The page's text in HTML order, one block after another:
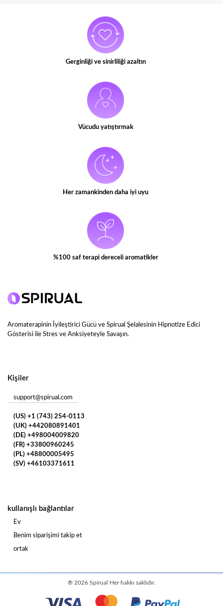
Gerginliği ve sinirliliği azaltın
Vücudu yatıştırmak
Her zamankinden daha iyi uyu
%100 saf terapi dereceli aromatikler
Aromaterapinin İyileştirici Gücü ve Spirual Şelalesinin Hipnotize Edici
Gösterisi ile Stres ve Anksiyeteyle Savaşın.
Kişiler
support@spirual.com
(US) +1 (743) 254-0113
(UK) +442080891401
(DE) +498004009820
(FR) +33800960245
(PL) +48800005495
(SV) +46103371611
kullanışlı bağlantılar
Ev
Benim siparişimi takip et
ortak
® 2026 Spirual Her hakkı saklıdır.